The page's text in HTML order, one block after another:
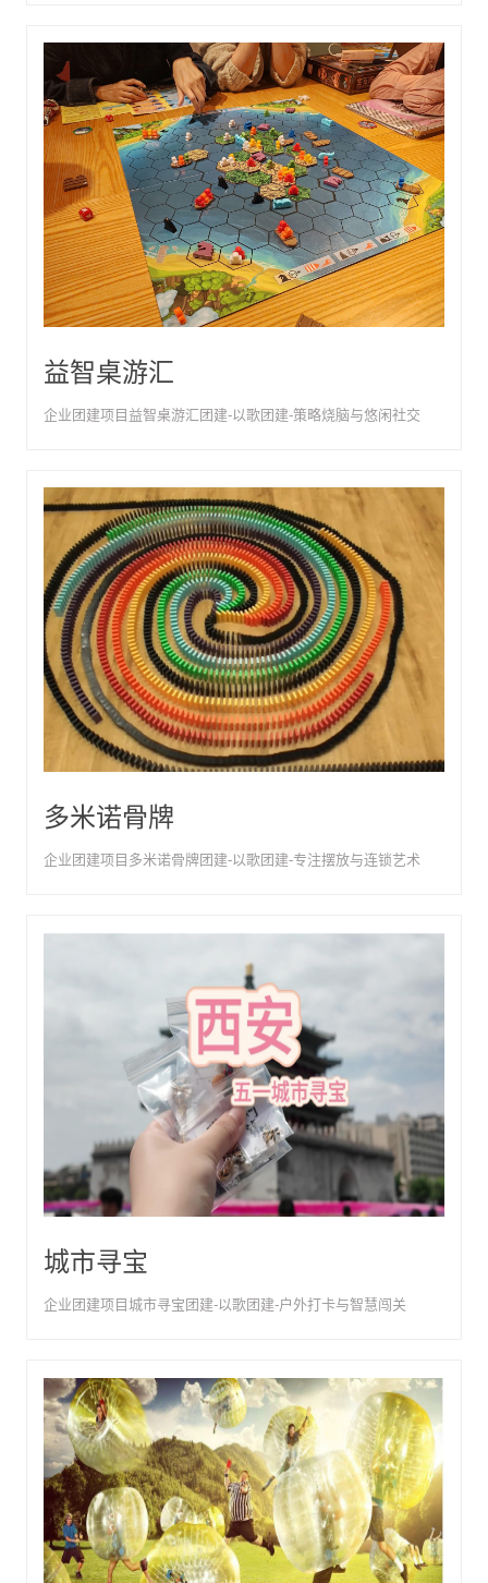
益智桌游汇
企业团建项目益智桌游汇团建-以歌团建-策略烧脑与悠闲社交
多米诺骨牌
企业团建项目多米诺骨牌团建-以歌团建-专注摆放与连锁艺术
城市寻宝
企业团建项目城市寻宝团建-以歌团建-户外打卡与智慧闯关